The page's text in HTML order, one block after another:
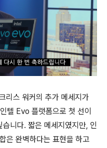
리스 워커의 추가 메세지가
텔 Evo 플랫폼으로 첫 선이
니다. 짧은 메세지였지만, 인
은 완벽하다는 표현을 하고